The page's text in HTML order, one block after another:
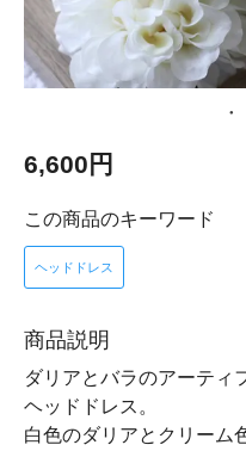
6,600円
この商品のキーワード
ヘッドドレス
商品説明
ダリアとバラのアーティ
ヘッドドレス。
白色のダリアとクリーム